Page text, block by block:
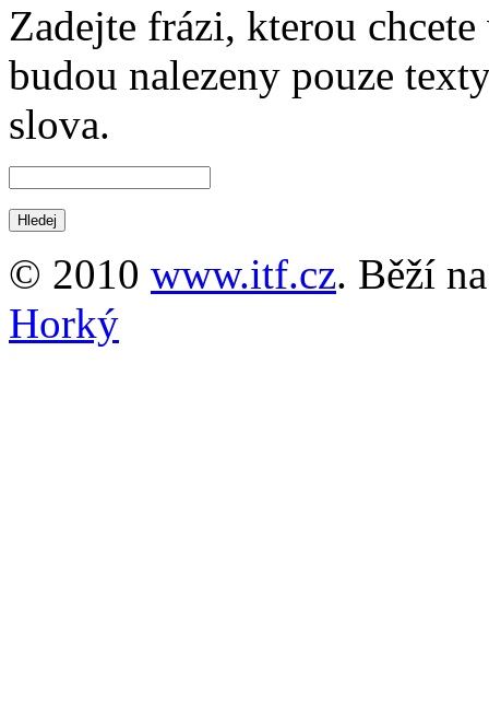
Zadejte frázi, kterou
budou nalezeny pouze
slova.
© 2010 www.itf.cz. Běží
Horký